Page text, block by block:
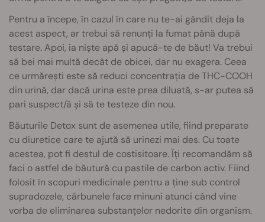
Pentru a începe, în cazul în care nu te-ai gândit deja la
acest aspect, ar trebui să renunți la fumat până după
testare. Apoi, ia niște apă și apucă-te de băut! Va trebui
să bei mai multă decât de obicei, dar nu exagera. Ceea
ce urmărești este să reduci concentrația de THC-COOH
din urină, dar dacă urina este prea diluată, s-ar putea să
pari suspect/ă și să te testeze din nou.
Băuturile Detox sunt de asemenea utile, fiind preparate
cu diuretice care te ajută să urinezi mai des. Cu toate
acestea, pot fi destul de costisitoare. Îți recomandăm să
faci o astfel de băutură cu pastile de carbon activ. Fiind
folosit în scopuri medicinale pentru a ține sub control
supradozele, cărbunele face minuni atunci când vine
vorba de eliminarea substanțelor nedorite din organism.